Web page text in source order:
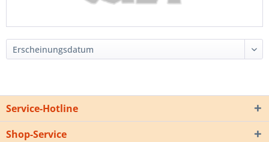
Service-Hotline
Shop-Service